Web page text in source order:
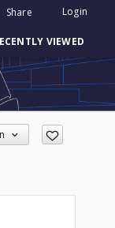
Share Login
VIEWED